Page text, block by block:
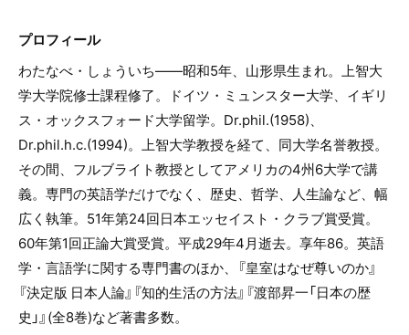
プロフィール
わたなべ・しょういち——昭和5年、山形県生まれ。上智大
学大学院修士課程修了。ドイツ・ミュンスター大学、イギリ
ス・オックスフォード大学留学。Dr.phil.(1958)、
Dr.phil.h.c.(1994)。上智大学教授を経て、同大学名誉教授。
その間、フルブライト教授としてアメリカの4州6大学で講
義。専門の英語学だけでなく、歴史、哲学、人生論など、幅
広く執筆。51年第24回日本エッセイスト・クラブ賞受賞。
60年第1回正論大賞受賞。平成29年4月逝去。享年86。英語
学・言語学に関する専門書のほか、『皇室はなぜ尊いのか』
『決定版 日本人論』『知的生活の方法』『渡部昇一「日本の歴
史」』(全8巻)など著書多数。